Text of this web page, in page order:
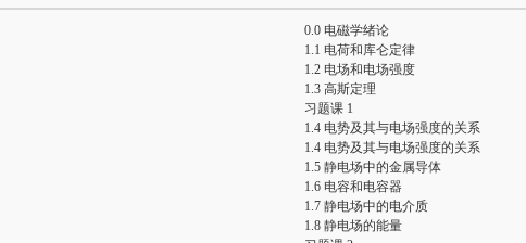
0.0 电磁学绪论
1.1 电荷和库仑定律
1.2 电场和电场强度
1.3 高斯定理
习题课 1
1.4 电势及其与电场强度的关系
1.4 电势及其与电场强度的关系
1.5 静电场中的金属导体
1.6 电容和电容器
1.7 静电场中的电介质
1.8 静电场的能量